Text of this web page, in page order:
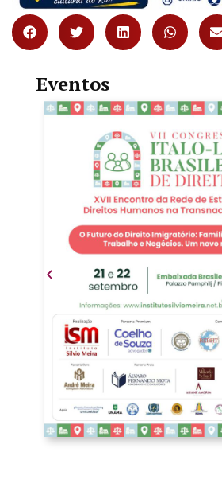
Eventos